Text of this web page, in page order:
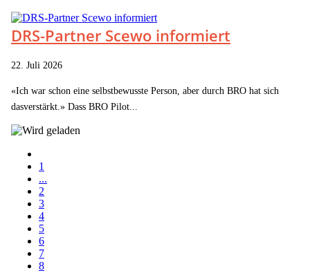
DRS-Partner Scewo informiert
22. Juli 2026
«Ich war schon eine selbstbewusste Person, aber durch BRO hat sich
dasverstärkt.» Dass BRO Pilot...
1
...
2
3
4
5
6
7
8